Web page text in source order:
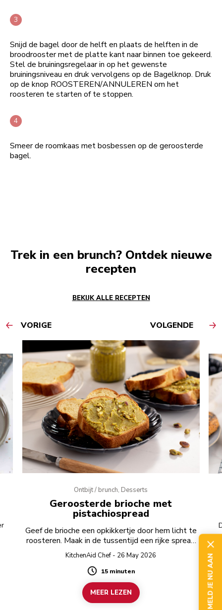
Snijd de bagel door de helft en plaats de helften in de
broodrooster met de platte kant naar binnen toe gekeerd.
Stel de bruiningsregelaar in op het gewenste
bruiningsniveau en druk vervolgens op de Bagelknop. Druk
op de knop ROOSTEREN/ANNULEREN om het
roosteren te starten of te stoppen.
Smeer de roomkaas met bosbessen op de geroosterde
bagel.
Trek in een brunch? Ontdek nieuwe
recepten
BEKIJK ALLE RECEPTEN
VORIGE VOLGENDE
Ontbijt / brunch, Desserts
Geroosterde brioche met
pistachiospread
Geef de brioche een opkikkertje door hem licht te
roosteren. Maak in de tussentijd een rijke spread
van witte chocolade en pistachenoten.
KitchenAid Chef - 26 May 2026
Duration
15 minuten
MEER LEZEN MELD JE NU AAN